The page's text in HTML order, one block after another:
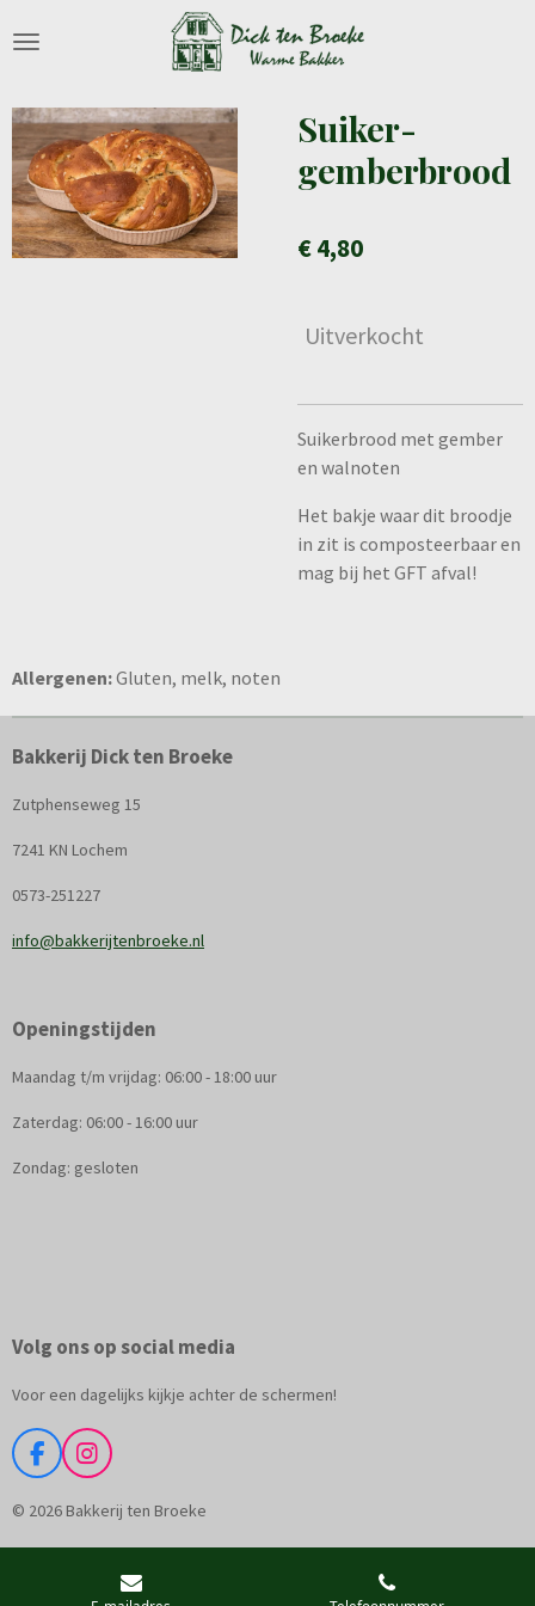
direct
de
hoofdinhoud
Suiker-
gemberbrood
€ 4,80
Uitverkocht
Suikerbrood met gember
en walnoten
Het bakje waar dit broodje
in zit is composteerbaar en
mag bij het GFT afval!
Allergenen:Gluten, melk, noten
Bakkerij Dick ten Broeke
Zutphenseweg 15
7241 KN Lochem
0573-251227
info@bakkerijtenbroeke.nl
Openingstijden
Maandag t/m vrijdag: 06:00 - 18:00 uur
Zaterdag: 06:00 - 16:00 uur
Zondag: gesloten
Volg ons op social media
Voor een dagelijks kijkje achter de schermen!
F
a
c
b
I
n
s
a
r
© 2026 Bakkerij ten Broeke